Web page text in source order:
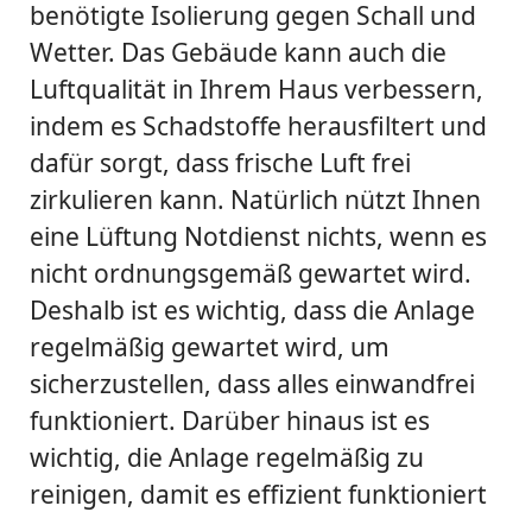
benötigte Isolierung gegen Schall und
Wetter. Das Gebäude kann auch die
Luftqualität in Ihrem Haus verbessern,
indem es Schadstoffe herausfiltert und
dafür sorgt, dass frische Luft frei
zirkulieren kann. Natürlich nützt Ihnen
eine Lüftung Notdienst nichts, wenn es
nicht ordnungsgemäß gewartet wird.
Deshalb ist es wichtig, dass die Anlage
regelmäßig gewartet wird, um
sicherzustellen, dass alles einwandfrei
funktioniert. Darüber hinaus ist es
wichtig, die Anlage regelmäßig zu
reinigen, damit es effizient funktioniert